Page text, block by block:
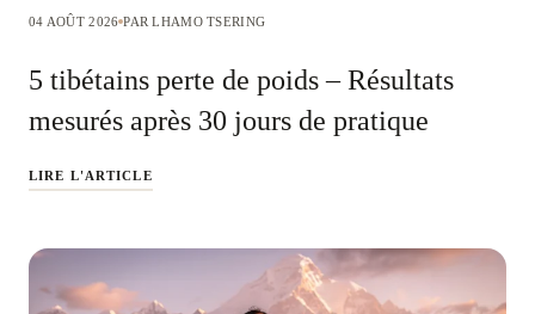
04 AOÛT 2026 PAR LHAMO TSERING
5 tibétains perte de poids – Résultats
mesurés après 30 jours de pratique
LIRE L'ARTICLE